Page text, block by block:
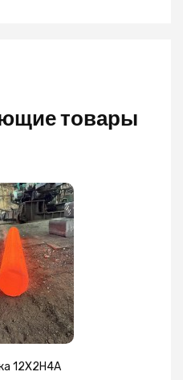
товары
12Х2Н4А